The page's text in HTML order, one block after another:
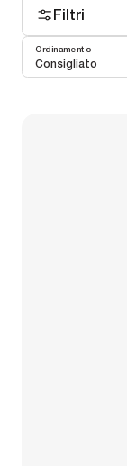
Filtri
Consigliato
Ordinamento